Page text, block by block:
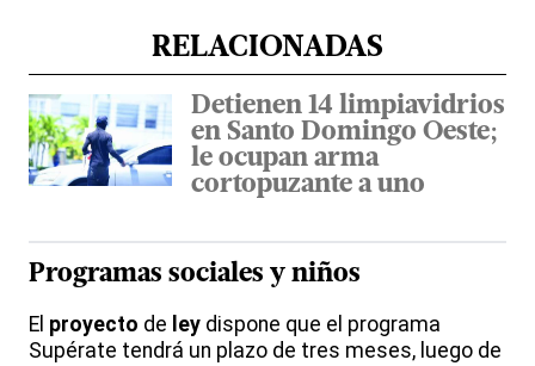
RELACIONADAS
Detienen 14 limpiavidrios
en Santo Domingo Oeste;
le ocupan arma
cortopuzante a uno
Programas sociales y niños
El proyecto de ley dispone que el programa
Supérate tendrá un plazo de tres meses, luego de